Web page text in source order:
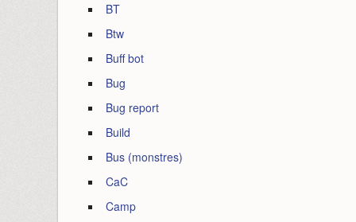
BT
Btw
Buff bot
Bug
Bug report
Build
Bus (monstres)
CaC
Camp